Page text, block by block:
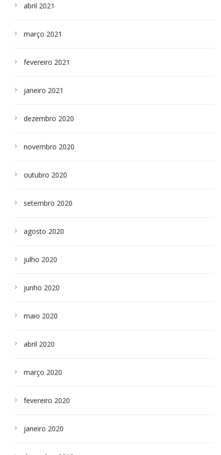
abril 2021
março 2021
fevereiro 2021
janeiro 2021
dezembro 2020
novembro 2020
outubro 2020
setembro 2020
agosto 2020
julho 2020
junho 2020
maio 2020
abril 2020
março 2020
fevereiro 2020
janeiro 2020